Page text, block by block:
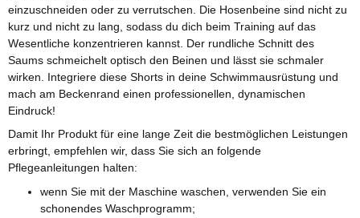
einzuschneiden oder zu verrutschen. Die Hosenbeine sind nicht zu
kurz und nicht zu lang, sodass du dich beim Training auf das
Wesentliche konzentrieren kannst. Der rundliche Schnitt des
Saums schmeichelt optisch den Beinen und lässt sie schmaler
wirken. Integriere diese Shorts in deine Schwimmausrüstung und
mach am Beckenrand einen professionellen, dynamischen
Eindruck!
Damit Ihr Produkt für eine lange Zeit die bestmöglichen Leistungen
erbringt, empfehlen wir, dass Sie sich an folgende
Pflegeanleitungen halten:
wenn Sie mit der Maschine waschen, verwenden Sie ein
schonendes Waschprogramm;